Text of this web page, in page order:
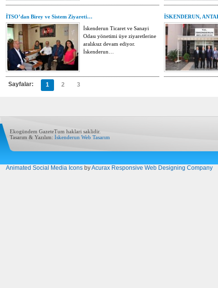
İTSO’dan Birey ve Sistem Ziyareti…
İskenderun Ticaret ve Sanayi
Odası yönetimi üye ziyaretlerine
aralıksız devam ediyor.
İskenderun…
İSKENDERUN,
Sayfalar: 1 2 3
Ekogündem GazeteTum haklari saklidir.
Tasarım & Yazılım: İskenderun Web Tasarım
Animated Social Media IconsbyAcurax Responsive Web Designing Company